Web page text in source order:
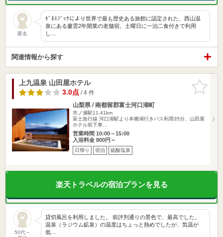
匿名
ｷﾞﾈｽﾌﾞｯｸにより世界で最も歴史ある旅館に認定された、西山温
泉にある慶雲2年開業の老舗宿。土曜日に一泊二食付きで利用
し…
関連情報から探す
お気に入
りに追加
上九温泉 山田屋ホテル
3.0点/ 4 件
山梨県 / 南都留郡富士河口湖町
市ノ瀬駅11.41km
富士急行線 河口湖駅より本栖湖行きバス利用35分、山田屋
ホテル前下車…
営業時間 10:00～15:00
入浴料金 800円～
日帰り 宿泊 硫酸塩泉
楽天トラベルの宿泊プランを見る
50代～
貸切風呂を利用しました。 前評判通りの景色で、最高でした。
温泉（ラジウム鉱泉）の温度はちょっと熱めでしたが、気温が
低…